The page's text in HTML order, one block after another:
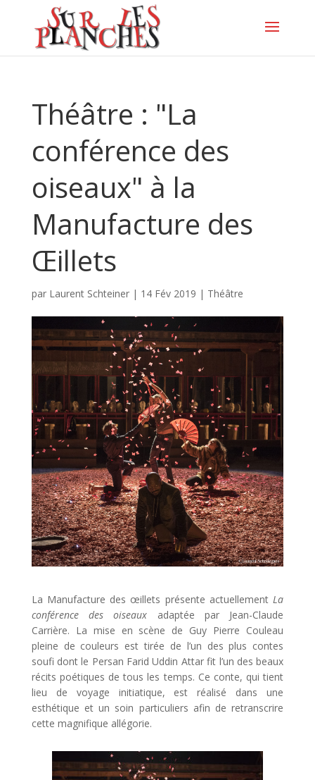
Théâtre : "La
conférence des
oiseaux" à la
Manufacture des
Œillets
par Laurent Schteiner| 14 Fév 2019 | Théâtre
La Manufacture des œillets présente actuellement La
conférence des oiseaux adaptée par Jean-Claude
Carrière. La mise en scène de Guy Pierre Couleau
pleine de couleurs est tirée de l’un des plus contes
soufi dont le Persan Farid Uddin Attar fit l’un des beaux
récits poétiques de tous les temps. Ce conte, qui tient
lieu de voyage initiatique, est réalisé dans une
esthétique et un soin particuliers afin de retranscrire
cette magnifique allégorie.